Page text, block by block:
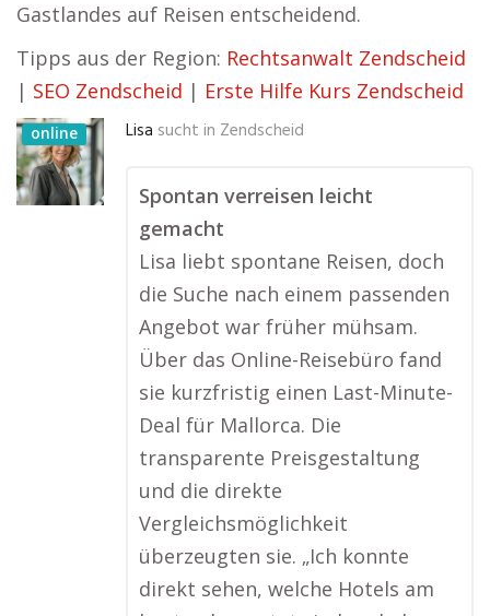
Gastlandes auf Reisen entscheidend.
Tipps aus der Region: Rechtsanwalt Zendscheid
| SEO Zendscheid | Erste Hilfe Kurs Zendscheid
online Lisa sucht in Zendscheid
Spontan verreisen leicht
gemacht
Lisa liebt spontane Reisen, doch
die Suche nach einem passenden
Angebot war früher mühsam.
Über das Online-Reisebüro fand
sie kurzfristig einen Last-Minute-
Deal für Mallorca. Die
transparente Preisgestaltung
und die direkte
Vergleichsmöglichkeit
überzeugten sie. „Ich konnte
direkt sehen, welche Hotels am